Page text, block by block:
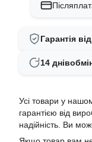
Гарантія
14 днів
Усі товари у
гарантією від
надійність. Ви